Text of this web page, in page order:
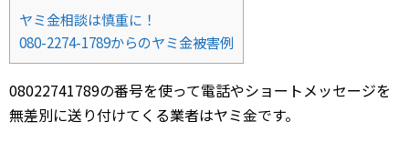
ヤミ金相談は慎重に！
080-2274-1789からのヤミ金被害例
08022741789の番号を使って電話やショートメッセージを
無差別に送り付けてくる業者はヤミ金です。